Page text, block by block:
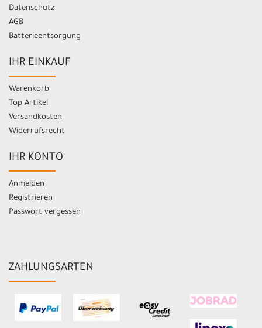
Datenschutz
AGB
Batterieentsorgung
IHR EINKAUF
Warenkorb
Top Artikel
Versandkosten
Widerrufsrecht
IHR KONTO
Anmelden
Registrieren
Passwort vergessen
ZAHLUNGSARTEN